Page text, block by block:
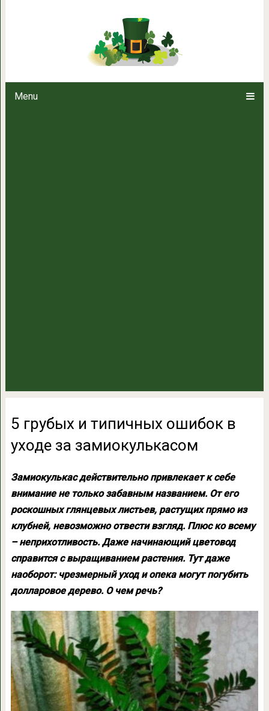
Menu
5 грубых и типичных ошибок
5 грубых и типичных ошибок в
уходе за замиокулькасом
Замиокулькас действительно привлекает к себе
внимание не только забавным названием. От его
роскошных глянцевых листьев, растущих прямо из
клубней, невозможно отвести взгляд. Плюс ко всему
– неприхотливость. Даже начинающий цветовод
справится с выращиванием растения. Тут даже
наоборот: чрезмерный уход и опека могут погубить
долларовое дерево. О чем речь?